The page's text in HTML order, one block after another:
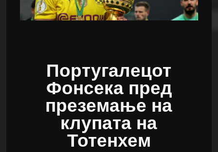
Португалецот
Фонсека пред
преземање на
клупата на
Тотенхем